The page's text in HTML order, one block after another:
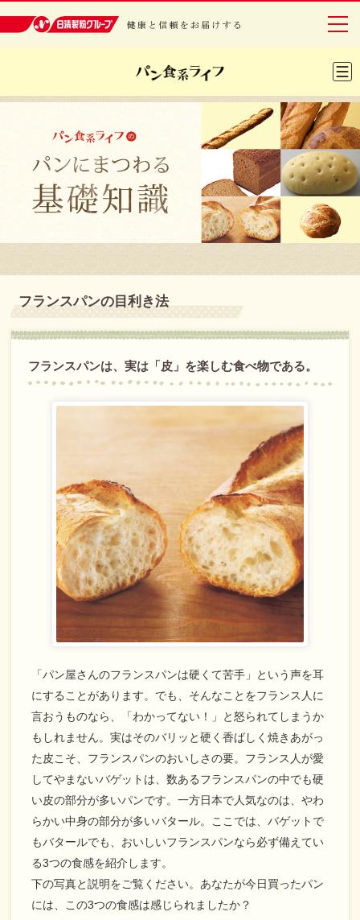
商品情報
研究開発
サステナビリティ
フランスパンの目利き法
フランスパンは、実は「皮」を楽しむ食べ物である。
「パン屋さんのフランスパンは硬くて苦手」という声を耳
にすることがあります。でも、そんなことをフランス人に
言おうものなら、「わかってない！」と怒られてしまうか
もしれません。実はそのバリッと硬く香ばしく焼きあがっ
た皮こそ、フランスパンのおいしさの要。フランス人が愛
してやまないバゲットは、数あるフランスパンの中でも硬
い皮の部分が多いパンです。一方日本で人気なのは、やわ
らかい中身の部分が多いバタール。ここでは、バゲットで
もバタールでも、おいしいフランスパンなら必ず備えてい
る3つの食感を紹介します。
下の写真と説明をご覧ください。あなたが今日買ったパン
には、この3つの食感は感じられましたか？